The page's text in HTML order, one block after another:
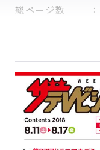
総ページ数